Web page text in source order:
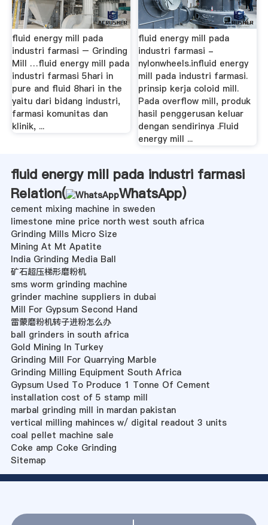
fluid energy mill pada
industri farmasi – Grinding
Mill …fluid energy mill pada
industri farmasi 5hari in
pure and fluid 8hari in the
yaitu dari bidang industri,
farmasi komunitas dan
klinik, ...
fluid energy mill pada
industri farmasi -
nylonwheels.influid energy
mill pada industri farmasi.
prinsip kerja coloid mill.
Pada overflow mill, produk
hasil penggerusan keluar
dengan sendirinya .Fluid
energy mill ...
fluid energy mill pada industri farmasi
Relation(
WhatsApp)
cement mixing machine in sweden
limestone mine price north west south africa
Grinding Mills Micro Size
Mining At Mt Apatite
India Grinding Media Ball
矿石超压梯形磨粉机
sms worm grinding machine
grinder machine suppliers in dubai
Mill For Gypsum Second Hand
雷蒙磨粉机转子进粉怎么办
ball grinders in south africa
Gold Mining In Turkey
Grinding Mill For Quarrying Marble
Grinding Milling Equipment South Africa
Gypsum Used To Produce 1 Tonne Of Cement
installation cost of 5 stamp mill
marbal grinding mill in mardan pakistan
vertical milling mahinces w/ digital readout 3 units
coal pellet machine sale
Coke amp Coke Grinding
Sitemap